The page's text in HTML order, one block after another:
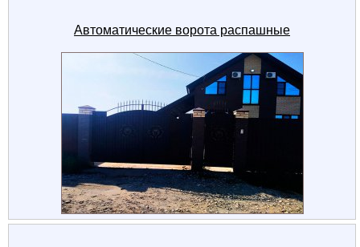
Автоматические ворота распашные